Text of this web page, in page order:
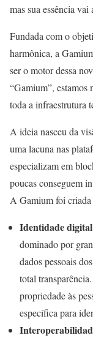
mas sua essência
Fundada com o
harmônica, a
ser o motor dessa
“Gamium”, estamos
toda a infraestrutura
A ideia nasceu da
uma lacuna nas
especializam em
poucas conseguem
A Gamium foi criada
Identidade
dominado por
dados pessoais
total
propriedade às
específica para